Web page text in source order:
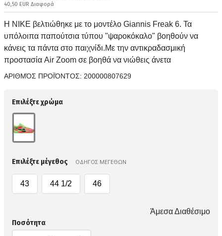
40,50 EUR Διαφορά
Η NIKE βελτιώθηκε με το μοντέλο Giannis Freak 6. Τα
υπόλοιπα παπούτσια τύπου "ψαροκόκαλο" βοηθούν να
κάνεις τα πάντα στο παιχνίδι.Με την αντικραδασμική
προστασία Air Zoom σε βοηθά να νιώθεις άνετα
ΑΡΙΘΜΌΣ ΠΡΟΪΌΝΤΟΣ: 200000807629
Επιλέξτε χρώμα
Επιλέξτε μέγεθος ΟΔΗΓΟΣ ΜΕΓΕΘΩΝ
43 44 1/2 46
Άμεσα Διαθέσιμο
Ποσότητα